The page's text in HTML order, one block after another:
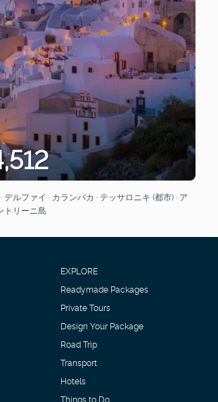
見る
デルファイ · カランバカ · テッサロニキ (都市) · ア
トリーニ島
EXPLORE
Readymade Packages
Private Tours
Design Your Package
Road Trip
Transport
Hotels
Things to Do